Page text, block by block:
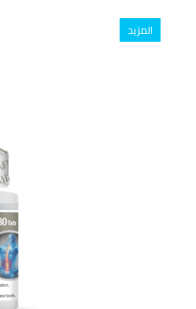
المزيد